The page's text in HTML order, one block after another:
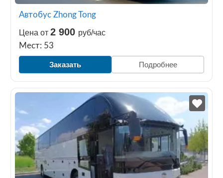
Автобус Zhong Tong
Цена от 2 900 руб/час
Мест: 53
Заказать Подробнее